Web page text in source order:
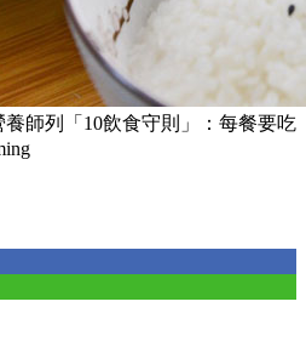
師列「10飲食守則」：每餐要吃